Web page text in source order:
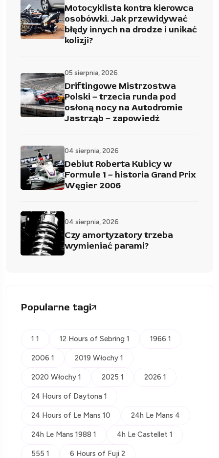
Motocyklista kontra kierowca
osobówki. Jak przewidywać
błędy innych na drodze i unikać
kolizji?
05 sierpnia, 2026
Driftingowe Mistrzostwa
Polski – trzecia runda pod
osłoną nocy na Autodromie
Jastrząb – zapowiedź
04 sierpnia, 2026
Debiut Roberta Kubicy w
Formule 1 – historia Grand Prix
Węgier 2006
04 sierpnia, 2026
Czy amortyzatory trzeba
wymieniać parami?
Popularne tagi
1 1 12 Hours of Sebring 1 1966 1
2006 1 2019 Włochy 1
2020 Włochy 1 2025 1 2026 1
24 Hours of Daytona 1
24 Hours of Le Mans 10 24h Le Mans 4
24h Le Mans 1988 1 4h Le Castellet 1
555 1 6 Hours of Fuji 2